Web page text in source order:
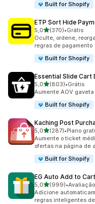
Built for Shopify
ETP Sort Hide
5,0de 5 estrelas
(370)
370 avaliações ao todo
•Grátis
Oculte, ordene,
regras de pagamento
Built for Shopify
Essential Slide Cart
5,0de 5 estrelas
(803)
803 avaliações ao todo
•Grátis
Aumente AOV
Built for Shopify
Kaching Post
5,0de 5 estrelas
(287)
287 avaliações ao
•Plano
Aumente o ticket
ofertas na página de
Built for Shopify
EG Auto Add to
5,0de 5 estrelas
(999)
999 avaliações ao
•
Adicione
regras inteligentes